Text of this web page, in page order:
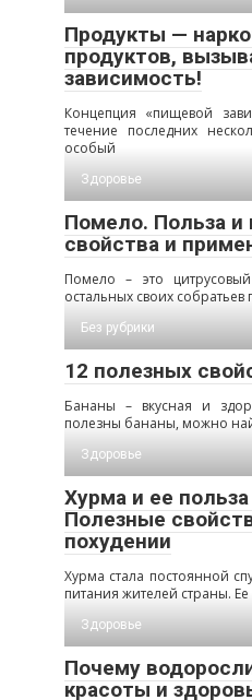
Продукты —
продуктов,
зависимость!
Концепция «пищевой
течение последних
особый
Здоровье
Помело. Польза и
свойства и
Помело – это
остальных своих собратьев
Без рубрики
12 полезных
Бананы – вкусная и
полезны бананы, можно
Здоровье
Хурма и ее
Полезные
похудении
Хурма стала постоянной
питания жителей страны. Ее
Здоровье
Почему
красоты и